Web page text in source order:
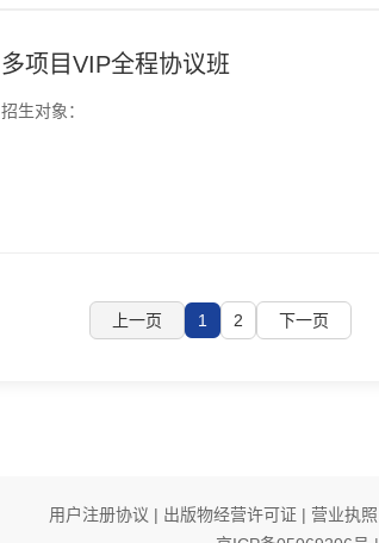
多项目VIP全程协议班
招生对象：
上一页 1 2 下一页
用户注册协议 | 出版物经营许可证 | 营业执照